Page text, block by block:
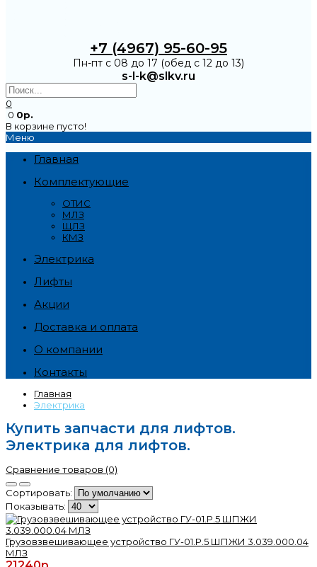
+7 (4967) 95-60-95
Пн-пт с 08 до 17 (обед с 12 до 13)
s-l-k@slkv.ru
0
0 0р.
В корзине пусто!
Меню
Главная
Комплектующие
ОТИС
МЛЗ
ЩЛЗ
КМЗ
Электрика
Лифты
Акции
Доставка и оплата
О компании
Контакты
Главная
Электрика
Купить запчасти для лифтов.
Электрика для лифтов.
Сравнение товаров (0)
Сортировать:
Показывать:
Грузовзвешивающее устройство ГУ-01.Р.5 ШПЖИ 3.039.000.04
МЛЗ